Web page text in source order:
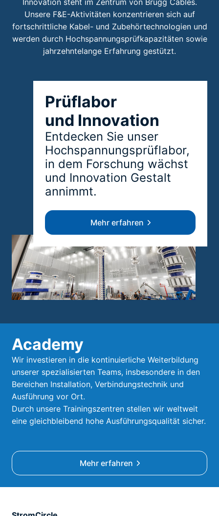
Innovation steht im Zentrum von Brugg Cables.
Unsere F&E-Aktivitäten konzentrieren sich auf
fortschrittliche Kabel- und Zubehörtechnologien und
werden durch Hochspannungsprüfkapazitäten sowie
jahrzehntelange Erfahrung gestützt.
Prüflabor
und Innovation
Entdecken Sie unser
Hochspannungsprüflabor,
in dem Forschung wächst
und Innovation Gestalt
annimmt.
Mehr erfahren
Academy
Wir investieren in die kontinuierliche Weiterbildung
unserer spezialisierten Teams, insbesondere in den
Bereichen Installation, Verbindungstechnik und
Ausführung vor Ort.
Durch unsere Trainingszentren stellen wir weltweit
eine gleichbleibend hohe Ausführungsqualität sicher.
Mehr erfahren